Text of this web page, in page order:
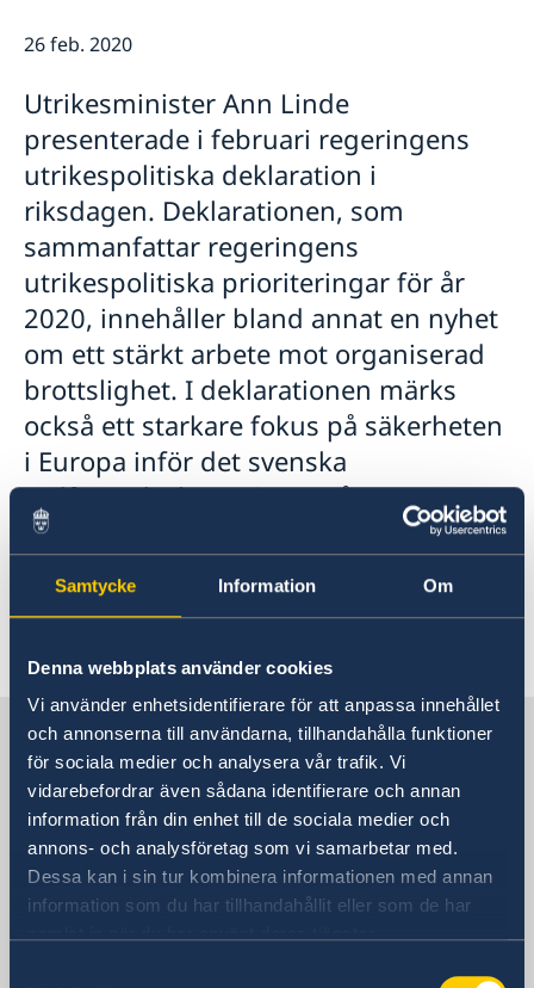
Samtycke Information Om
Denna webbplats använder cookies
Vi använder enhetsidentifierare för att anpassa innehållet
och annonserna till användarna, tillhandahålla funktioner
för sociala medier och analysera vår trafik. Vi
vidarebefordrar även sådana identifierare och annan
information från din enhet till de sociala medier och
annons- och analysföretag som vi samarbetar med.
Dessa kan i sin tur kombinera informationen med annan
information som du har tillhandahållit eller som de har
Residenset
Ambassaden samarbetar med
Business Sweden
Dansk-Svensk Kulturfond
Svenska kyrkan
Öresunddirekt
Vi är en resurs för svenska företag
Så kan du få stöd
Svenska företag i Danmark
Anmäl handelshinder
26 feb. 2020
Utrikesminister Ann Linde
presenterade i februari regeringens
utrikespolitiska deklaration i
riksdagen. Deklarationen, som
sammanfattar regeringens
utrikespolitiska prioriteringar för år
2020, innehåller bland annat en nyhet
om ett stärkt arbete mot organiserad
brottslighet. I deklarationen märks
också ett starkare fokus på säkerheten
i Europa inför det svenska
ordförandeskapet i OSSE år 2021.
Läs Utrikesdeklarationen 2020 på regeringens
hemsida här.
Sverige i Danmark
Sveriges ambassad
Besöksadress
Sveriges ambassad